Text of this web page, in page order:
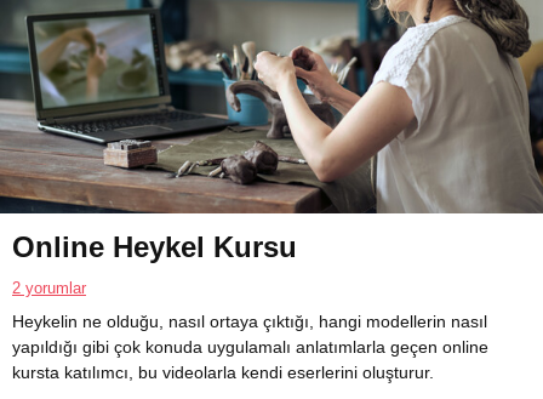
Online Heykel Kursu
2 yorumlar
Heykelin ne olduğu, nasıl ortaya çıktığı, hangi modellerin nasıl
yapıldığı gibi çok konuda uygulamalı anlatımlarla geçen online
kursta katılımcı, bu videolarla kendi eserlerini oluşturur.